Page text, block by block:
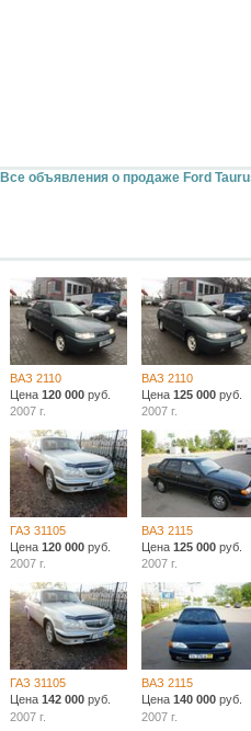
Все объявления о продаже Ford
ВАЗ 2110
Цена 120 000руб.
2007 г.
ВАЗ 2110
Цена 125 000руб.
2007 г.
ГАЗ 31105
Цена 120 000руб.
2007 г.
ВАЗ 2115
Цена 125 000руб.
2007 г.
ГАЗ 31105
Цена 142 000руб.
2007 г.
ВАЗ 2115
Цена 140 000руб.
2007 г.